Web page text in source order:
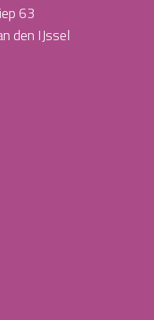
63
den IJssel